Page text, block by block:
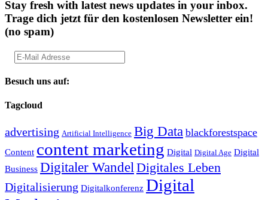
Stay fresh with latest news updates in your inbox.
Trage dich jetzt für den kostenlosen Newsletter ein!
(no spam)
Besuch uns auf:
Tagcloud
advertising Artificial Intelligence Big Data blackforestspace
Content content marketing Digital Digital Age Digital
Business Digitaler Wandel Digitales Leben
Digitalisierung Digitalkonferenz Digital